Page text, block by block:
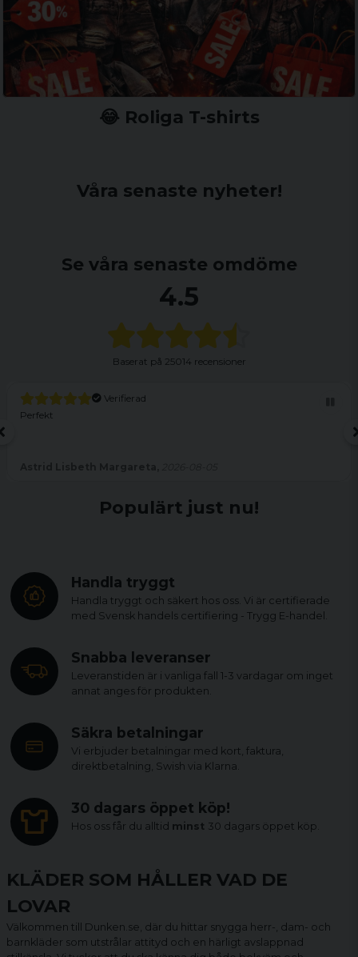
😂 Roliga T-shirts
Våra senaste nyheter!
Se våra senaste omdöme
4.5
Baserat på 25014 recensioner
Verifierad
Perfekt
Populärt just nu!
Handla tryggt
Handla tryggt och säkert hos oss. Vi är certifierade
med Svensk handels certifiering - Trygg E-handel.
Snabba leveranser
Leveranstiden är i vanliga fall 1-3 vardagar om inget
annat anges för produkten.
Säkra betalningar
Vi erbjuder betalningar med kort, faktura,
direktbetalning, Swish via Klarna.
30 dagars öppet köp!
Hos oss får du alltid minst 30 dagars öppet köp.
KLÄDER SOM HÅLLER VAD DE
LOVAR
Välkommen till Dunken.se, där du hittar snygga herr-, dam- och
barnkläder som utstrålar attityd och en härligt avslappnad